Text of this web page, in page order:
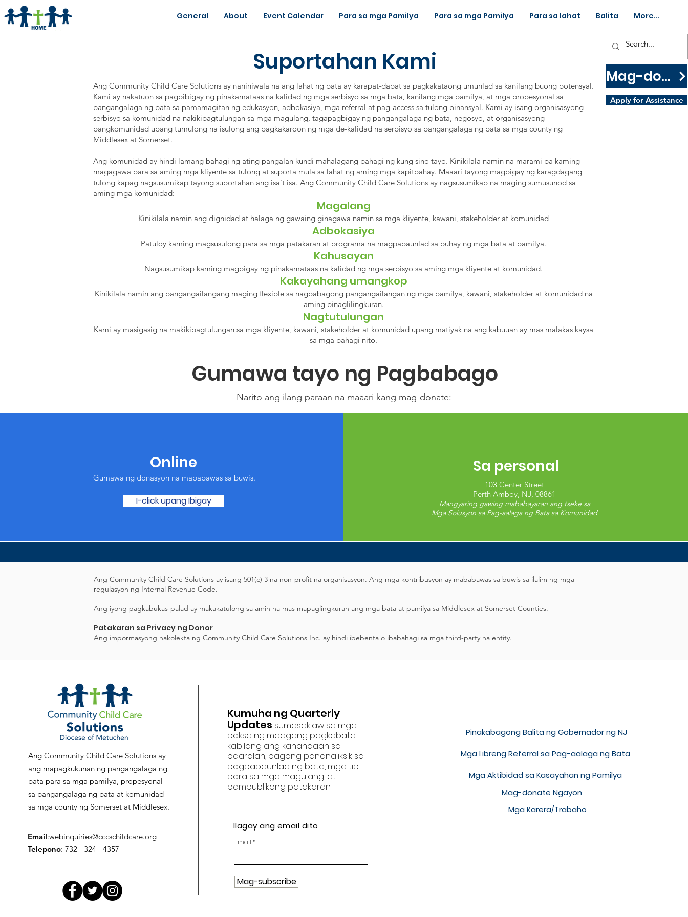
Mag-donate
Apply for Assistance
General About Event Calendar Para sa mga Pamilya Para sa mga Pamilya Para sa lahat Balita More...
Suportahan Kami
Ang Community Child Care Solutions ay naniniwala na ang lahat ng bata ay karapat-dapat sa pagkakataong umunlad sa kanilang buong potensyal.
Kami ay nakatuon sa pagbibigay ng pinakamataas na kalidad ng mga serbisyo sa mga bata, kanilang mga pamilya, at mga propesyonal sa
pangangalaga ng bata sa pamamagitan ng edukasyon, adbokasiya, mga referral at pag-access sa tulong pinansyal. Kami ay isang organisasyong
serbisyo sa komunidad na nakikipagtulungan sa mga magulang, tagapagbigay ng pangangalaga ng bata, negosyo, at organisasyong
pangkomunidad upang tumulong na isulong ang pagkakaroon ng mga de-kalidad na serbisyo sa pangangalaga ng bata sa mga county ng
Middlesex at Somerset.
Ang komunidad ay hindi lamang bahagi ng ating pangalan kundi mahalagang bahagi ng kung sino tayo. Kinikilala namin na marami pa kaming
magagawa para sa aming mga kliyente sa tulong at suporta mula sa lahat ng aming mga kapitbahay. Maaari tayong magbigay ng karagdagang
tulong kapag nagsusumikap tayong suportahan ang isa't isa. Ang Community Child Care Solutions ay nagsusumikap na maging sumusunod sa
aming mga komunidad:
Magalang
Kinikilala namin ang dignidad at halaga ng gawaing ginagawa namin sa mga kliyente, kawani, stakeholder at komunidad
Adbokasiya
Patuloy kaming magsusulong para sa mga patakaran at programa na magpapaunlad sa buhay ng mga bata at pamilya.
Kahusayan
Nagsusumikap kaming magbigay ng pinakamataas na kalidad ng mga serbisyo sa aming mga kliyente at komunidad.
Kakayahang umangkop
Kinikilala namin ang pangangailangang maging flexible sa nagbabagong pangangailangan ng mga pamilya, kawani, stakeholder at komunidad na
aming pinaglilingkuran.
Nagtutulungan
Kami ay masigasig na makikipagtulungan sa mga kliyente, kawani, stakeholder at komunidad upang matiyak na ang kabuuan ay mas malakas kaysa
sa mga bahagi nito.
Gumawa tayo ng Pagbabago
Narito ang ilang paraan na maaari kang mag-donate:
Online
Gumawa ng donasyon na mababawas sa buwis.
I-click upang Ibigay
Sa personal
103 Center Street
Perth Amboy, NJ, 08861
Mangyaring gawing mababayaran ang tseke sa
Mga Solusyon sa Pag-aalaga ng Bata sa Komunidad
Ang Community Child Care Solutions ay isang 501(c) 3 na non-profit na organisasyon. Ang mga kontribusyon ay mababawas sa buwis sa ilalim ng mga
regulasyon ng Internal Revenue Code.
Ang iyong pagkabukas-palad ay makakatulong sa amin na mas mapaglingkuran ang mga bata at pamilya sa Middlesex at Somerset Counties.
Patakaran sa Privacy ng Donor
Ang impormasyong nakolekta ng Community Child Care Solutions Inc. ay hindi ibebenta o ibabahagi sa mga third-party na entity.
Ang Community Child Care Solutions ay
ang mapagkukunan ng pangangalaga ng
bata para sa mga pamilya, propesyonal
sa pangangalaga ng bata at komunidad
sa mga county ng Somerset at Middlesex.
Email:webinquiries@cccschildcare.org
Telepono: 732 - 324 - 4357
Kumuha ng Quarterly
Updates sumasaklaw sa mga
paksa ng maagang pagkabata
kabilang ang kahandaan sa
paaralan, bagong pananaliksik sa
pagpapaunlad ng bata, mga tip
para sa mga magulang, at
pampublikong patakaran
Ilagay ang email dito
Email
Mag-subscribe
Pinakabagong Balita ng Gobernador ng NJ
Mga Libreng Referral sa Pag-aalaga ng Bata
Mga Aktibidad sa Kasayahan ng Pamilya
Mag-donate Ngayon
Mga Karera/Trabaho